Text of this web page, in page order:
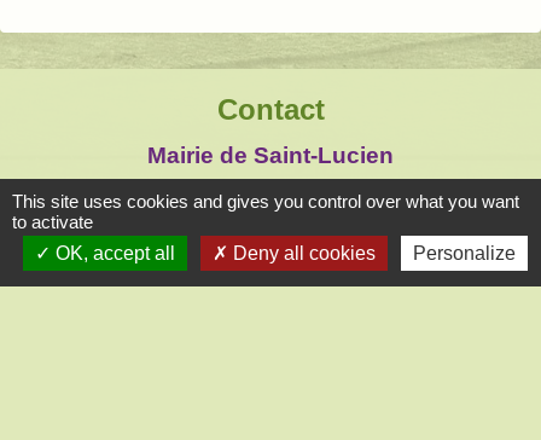
Contact
Mairie de Saint-Lucien
1, chemin de la Tour
+33 2 37 82 58 07
This site uses cookies and gives you control over what you want
to activate
OK, accept all
Deny all cookies Personalize